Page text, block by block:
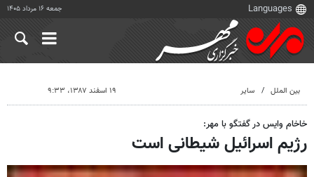
جمعه ۱۶ مرداد ۱۴۰۵
بین الملل سایر ۱۹ اسفند ۱۳۸۷، ۹:۳۳
خاخام وایس در گفتگو با مهر:
رژیم اسرائیل شیطانی است